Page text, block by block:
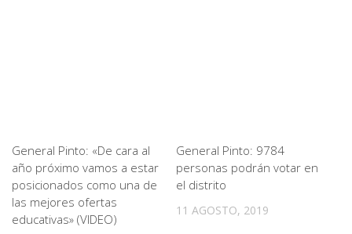
General Pinto: «De cara al
año próximo vamos a estar
posicionados como una de
las mejores ofertas
educativas» (VIDEO)
General Pinto: 9784
personas podrán votar en
el distrito
11 AGOSTO, 2019